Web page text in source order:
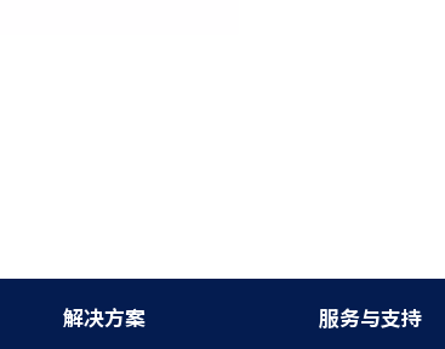
解决方案 服务与支持